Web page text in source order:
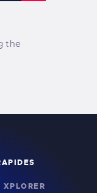
the
XPLORER